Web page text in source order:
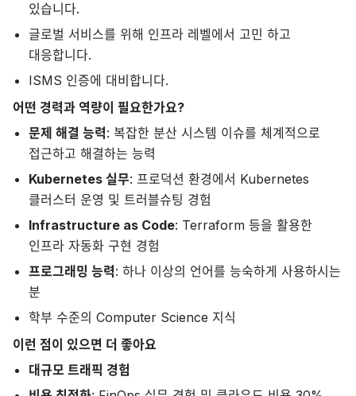
있습니다.
글로벌 서비스를 위해 인프라 레벨에서 고민 하고
대응합니다.
ISMS 인증에 대비합니다.
어떤 경력과 역량이 필요한가요?
문제 해결 능력: 복잡한 분산 시스템 이슈를 체계적으로
접근하고 해결하는 능력
Kubernetes 실무: 프로덕션 환경에서 Kubernetes
클러스터 운영 및 트러블슈팅 경험
Infrastructure as Code: Terraform 등을 활용한
인프라 자동화 구현 경험
프로그래밍 능력: 하나 이상의 언어를 능숙하게 사용하시는
분
학부 수준의 Computer Science 지식
이런 점이 있으면 더 좋아요
대규모 트래픽 경험